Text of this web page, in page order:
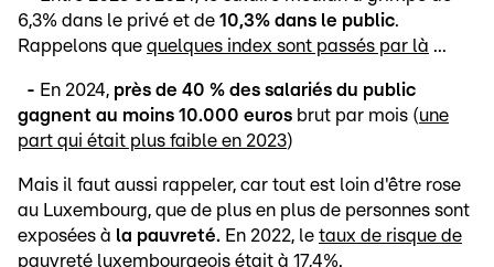
6,3% dans le privé et de 10,3% dans le public.
Rappelons que quelques index sont passés par là ...
- En 2024, près de 40 % des salariés du public
gagnent au moins 10.000 euros brut par mois (une
part qui était plus faible en 2023)
Mais il faut aussi rappeler, car tout est loin d'être rose
au Luxembourg, que de plus en plus de personnes sont
exposées à la pauvreté. En 2022, le taux de risque de
pauvreté luxembourgeois était à 17,4%.